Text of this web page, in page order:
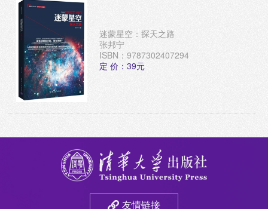
迷蒙星空：探天之路
张邦宁
ISBN：9787302407294
定 价：39元
友情链接